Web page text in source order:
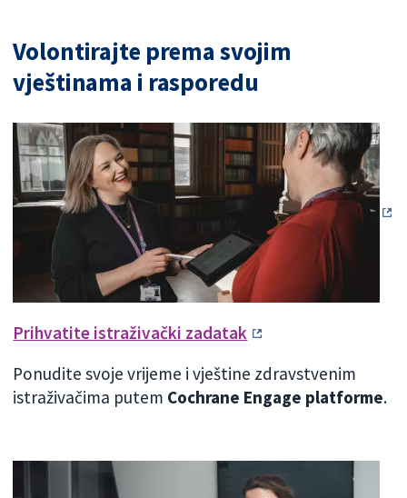
Volontirajte prema svojim
vještinama i rasporedu
Prihvatite istraživački zadatak
Ponudite svoje vrijeme i vještine zdravstvenim
istraživačima putem Cochrane Engage platforme.